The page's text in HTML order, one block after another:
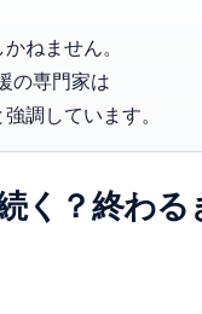
ねません。
の専門家は
調しています。
く？終わる